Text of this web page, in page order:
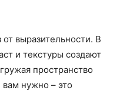
выразительности. В
и текстуры создают
пространство
нужно – это